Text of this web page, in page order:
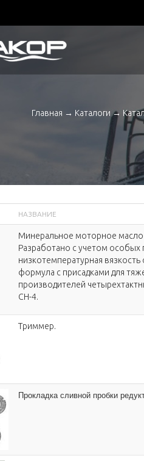
Главная → Каталоги →
НАЗВАНИЕ
Минеральное моторное
Разработано с учетом особых
низкотемпературная
формула с присадками для
производителей
CH-4.
Триммер.
Прокладка сливной пробки